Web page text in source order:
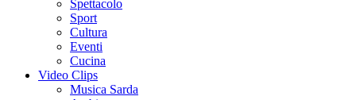
Spettacolo
Sport
Cultura
Eventi
Cucina
Video Clips
Musica Sarda